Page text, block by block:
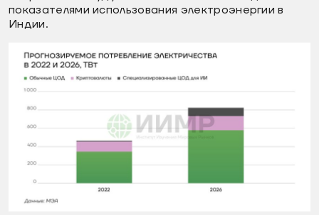
показателями использования электроэнергии в
Индии.